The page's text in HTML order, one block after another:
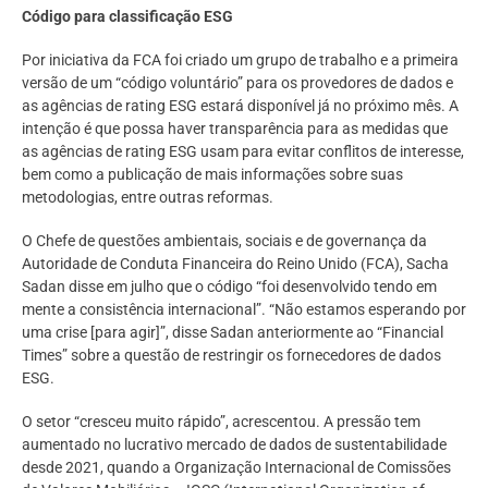
Código para classificação ESG
Por iniciativa da FCA foi criado um grupo de trabalho e a primeira
versão de um “código voluntário” para os provedores de dados e
as agências de rating ESG estará disponível já no próximo mês. A
intenção é que possa haver transparência para as medidas que
as agências de rating ESG usam para evitar conflitos de interesse,
bem como a publicação de mais informações sobre suas
metodologias, entre outras reformas.
O Chefe de questões ambientais, sociais e de governança da
Autoridade de Conduta Financeira do Reino Unido (FCA), Sacha
Sadan disse em julho que o código “foi desenvolvido tendo em
mente a consistência internacional”. “Não estamos esperando por
uma crise [para agir]”, disse Sadan anteriormente ao “Financial
Times” sobre a questão de restringir os fornecedores de dados
ESG.
O setor “cresceu muito rápido”, acrescentou. A pressão tem
aumentado no lucrativo mercado de dados de sustentabilidade
desde 2021, quando a Organização Internacional de Comissões